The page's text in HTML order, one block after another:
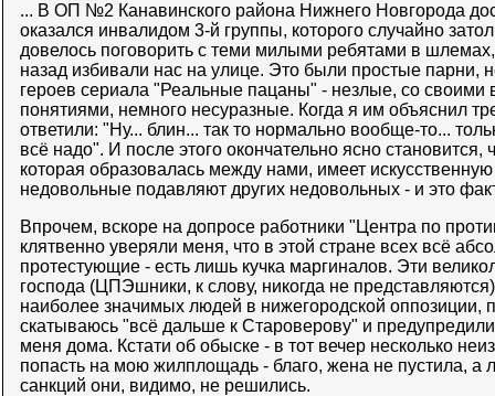
... В ОП №2 Канавинского района Нижнего Новгорода
оказался инвалидом 3-й группы, которого случайно
довелось поговорить с теми милыми ребятами в
назад избивали нас на улице. Это были простые
героев сериала "Реальные пацаны" - незлые, со своими
понятиями, немного несуразные. Когда я им объяснил
ответили: "Ну... блин... так то нормально вообще-то...
всё надо". И после этого окончательно ясно становится,
которая образовалась между нами, имеет
недовольные подавляют других недовольных - и это
Впрочем, вскоре на допросе работники "Центра по
клятвенно уверяли меня, что в этой стране всех всё
протестующие - есть лишь кучка маргиналов. Эти
господа (ЦПЭшники, к слову, никогда не
наиболее значимых людей в нижегородской оппозиции,
скатываюсь "всё дальше к Староверову" и
меня дома. Кстати об обыске - в тот вечер несколько
попасть на мою жилплощадь - благо, жена не пустила, а
санкций они, видимо, не решились.